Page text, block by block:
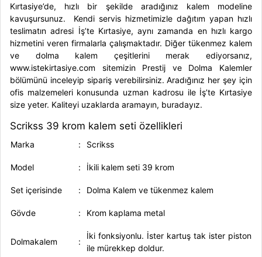
Kırtasiye’de, hızlı bir şekilde aradığınız kalem modeline
kavuşursunuz. Kendi servis hizmetimizle dağıtım yapan hızlı
teslimatın adresi İş’te Kırtasiye, aynı zamanda en hızlı kargo
hizmetini veren firmalarla çalışmaktadır. Diğer tükenmez kalem
ve dolma kalem çeşitlerini merak ediyorsanız,
www.istekirtasiye.com sitemizin Prestij ve Dolma Kalemler
bölümünü inceleyip sipariş verebilirsiniz. Aradığınız her şey için
ofis malzemeleri konusunda uzman kadrosu ile İş’te Kırtasiye
size yeter. Kaliteyi uzaklarda aramayın, buradayız.
Scrikss 39 krom kalem seti özellikleri
Marka : Scrikss
Model : İkili kalem seti 39 krom
Set içerisinde : Dolma Kalem ve tükenmez kalem
Gövde : Krom kaplama metal
Dolmakalem :
İki fonksiyonlu. İster kartuş tak ister piston
ile mürekkep doldur.